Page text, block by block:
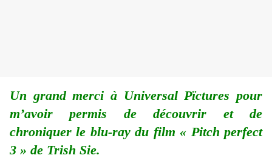
Un grand merci à Universal Pïctures pour
m’avoir permis de découvrir et de
chroniquer le blu-ray du film « Pitch perfect
3 » de Trish Sie.